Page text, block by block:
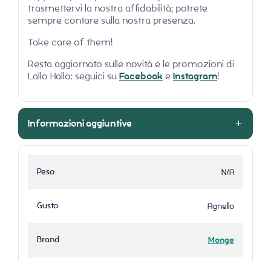
trasmettervi la nostra affidabilità; potrete
sempre contare sulla nostra presenza.
Take care of them!
Resta aggiornato sulle novità e le promozioni di
Lallo Hallo: seguici suFacebooke Instagram!
Informazioni aggiuntive
Peso N/A
Gusto Agnello
Brand Monge